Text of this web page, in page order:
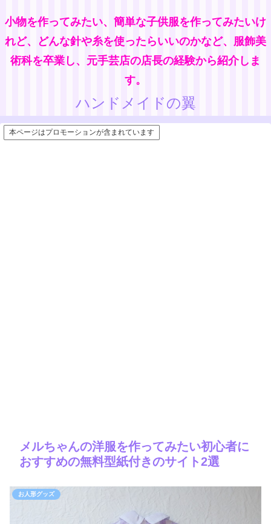
小物を作ってみたい、簡単な子供服を作ってみたいけ
れど、どんな針や糸を使ったらいいのかなど、服飾美
術科を卒業し、元手芸店の店長の経験から紹介しま
す。
ハンドメイドの翼
本ページはプロモーションが含まれています
メルちゃんの洋服を作ってみたい初心者に
おすすめの無料型紙付きのサイト2選
お人形グッズ